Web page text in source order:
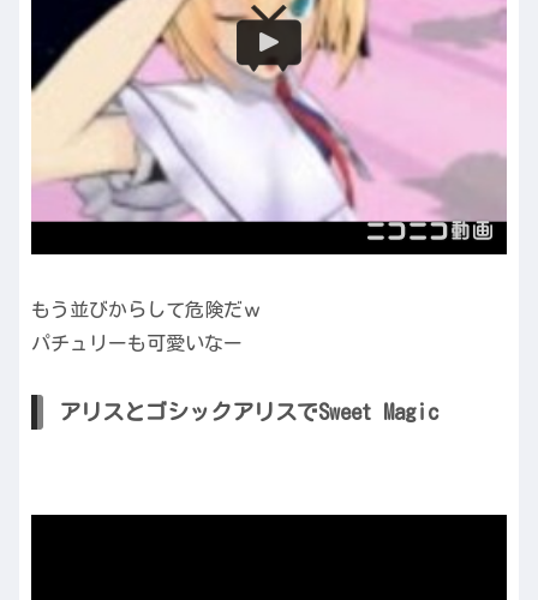
もう並びからして危険だｗ
パチュリーも可愛いなー
アリスとゴシックアリスでSweet Magic